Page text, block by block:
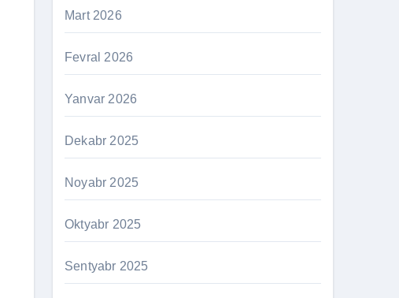
Mart 2026
Fevral 2026
Yanvar 2026
Dekabr 2025
Noyabr 2025
Oktyabr 2025
Sentyabr 2025